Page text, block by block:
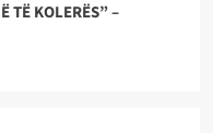
TË KOLERËS” –